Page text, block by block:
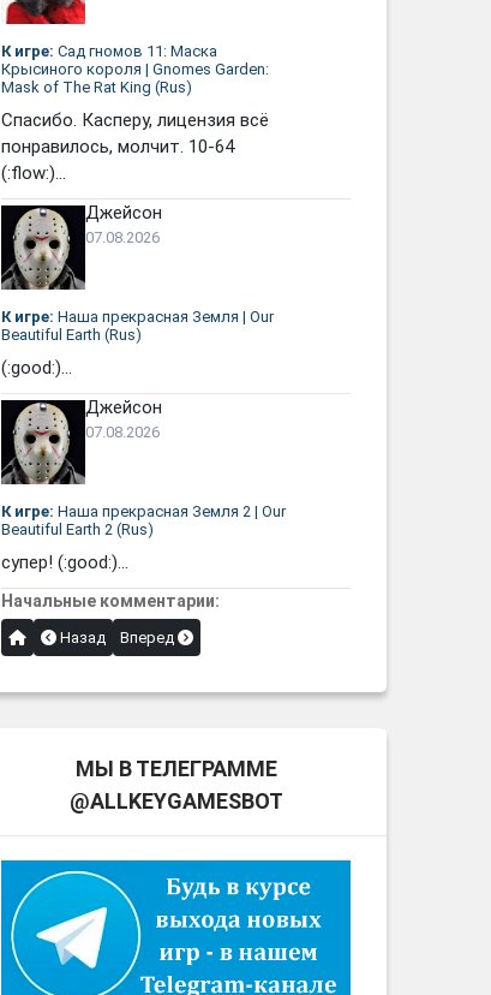
К игре: Сад гномов 11: Маска
Крысиного короля | Gnomes Garden:
Mask of The Rat King (Rus)
Спасибо. Касперу, лицензия всё
понравилось, молчит. 10-64
(:flow:)...
Джейсон
07.08.2026
К игре: Наша прекрасная Земля | Our
Beautiful Earth (Rus)
(:good:)...
Джейсон
07.08.2026
К игре: Наша прекрасная Земля 2 | Our
Beautiful Earth 2 (Rus)
супер! (:good:)...
Начальные комментарии:
Назад Вперед
МЫ В ТЕЛЕГРАММЕ
@ALLKEYGAMESBOT